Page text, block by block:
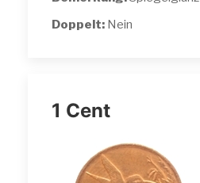
Doppelt: Nein
1 Cent